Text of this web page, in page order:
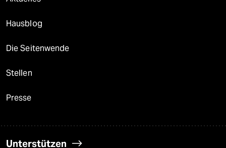
Hausblog
Die Seitenwende
Stellen
Presse
Unterstützen